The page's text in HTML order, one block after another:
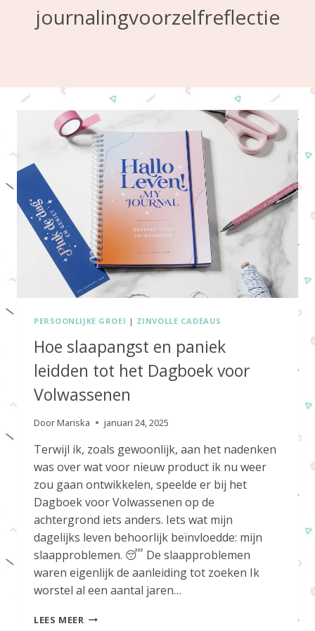
journalingvoorzelfreflectie
PERSOONLIJKE GROEI | ZINVOLLE CADEAUS
Hoe slaapangst en paniek
leidden tot het Dagboek voor
Volwassenen
Door Mariska januari 24, 2025
Terwijl ik, zoals gewoonlijk, aan het nadenken
was over wat voor nieuw product ik nu weer
zou gaan ontwikkelen, speelde er bij het
Dagboek voor Volwassenen op de
achtergrond iets anders. Iets wat mijn
dagelijks leven behoorlijk beïnvloedde: mijn
slaapproblemen. 😴 De slaapproblemen
waren eigenlijk de aanleiding tot zoeken Ik
worstel al een aantal jaren…
LEES MEER HOE